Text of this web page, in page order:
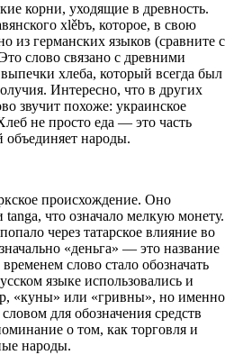
корни, уходящие в древность.
xlěbъ, которое, в свою
из германских языков (сравните с
слово связано с древними
хлеба, который всегда был
Интересно, что в других
звучит похоже: украинское
не просто еда — это часть
объединяет народы.
происхождение. Оно
tanga, что означало мелкую монету.
через татарское влияние во
«деньга» — это название
слово стало обозначать
языке использовались и
«куны» или «гривны», но именно
для обозначения средств
о том, как торговля и
народы.